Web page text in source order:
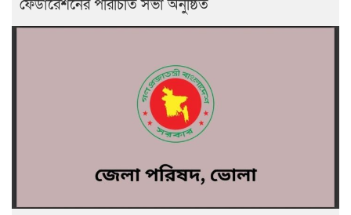
ফেডারেশনের পরিচিতি সভা অনুষ্ঠিত